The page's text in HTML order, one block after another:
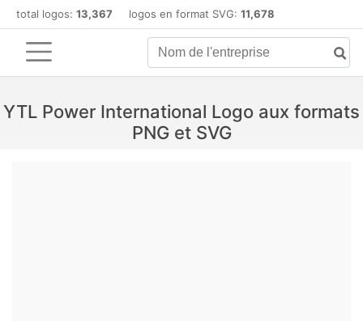
total logos: 13,367 logos en format SVG: 11,678
YTL Power International Logo aux formats
PNG et SVG